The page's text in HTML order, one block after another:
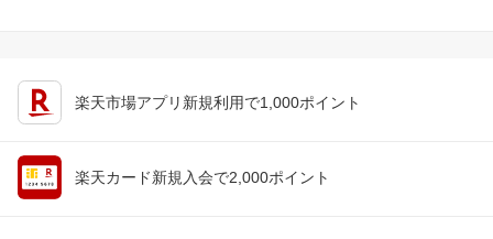
楽天市場アプリ新規利用で1,000ポイント
楽天カード新規入会で2,000ポイント